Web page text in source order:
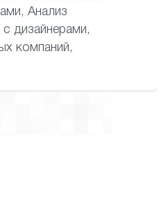
Анализ
дизайнерами,
компаний,